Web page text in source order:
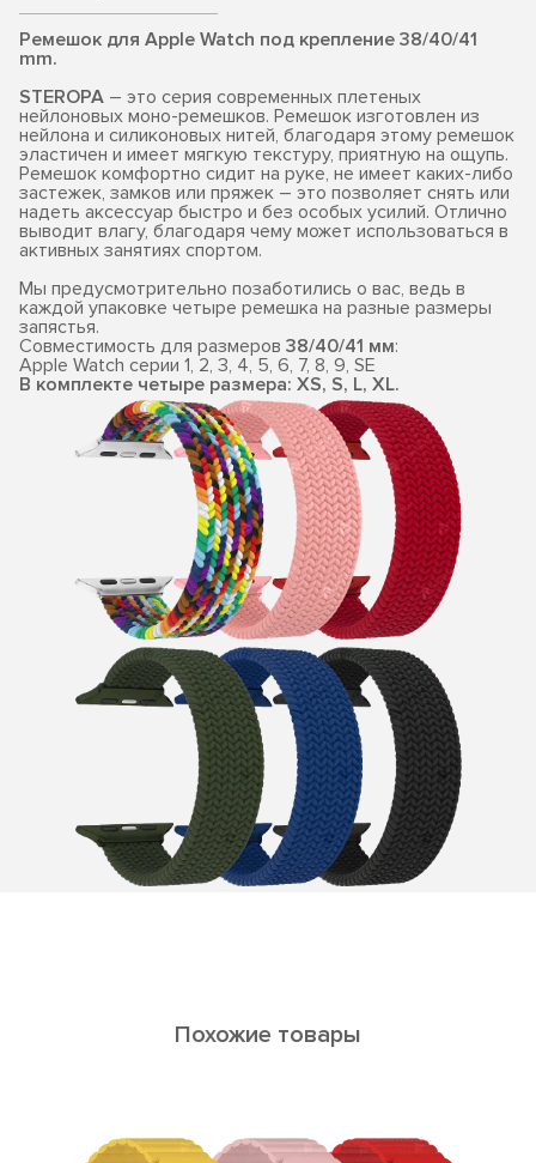
Ремешок для Apple Watch под крепление 38/40/41
mm.
STEROPA – это серия современных плетеных
нейлоновых моно-ремешков. Ремешок изготовлен из
нейлона и силиконовых нитей, благодаря этому ремешок
эластичен и имеет мягкую текстуру, приятную на ощупь.
Ремешок комфортно сидит на руке, не имеет каких-либо
застежек, замков или пряжек – это позволяет снять или
надеть аксессуар быстро и без особых усилий. Отлично
выводит влагу, благодаря чему может использоваться в
активных занятиях спортом.
Мы предусмотрительно позаботились о вас, ведь в
каждой упаковке четыре ремешка на разные размеры
запястья.
Совместимость для размеров 38/40/41 мм:
Apple Watch серии 1, 2, 3, 4, 5, 6, 7, 8, 9, SE
В комплекте четыре размера: XS, S, L, XL.
Похожие товары